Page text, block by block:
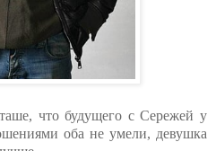
что будущего с Сережей у
оба не умели, девушка